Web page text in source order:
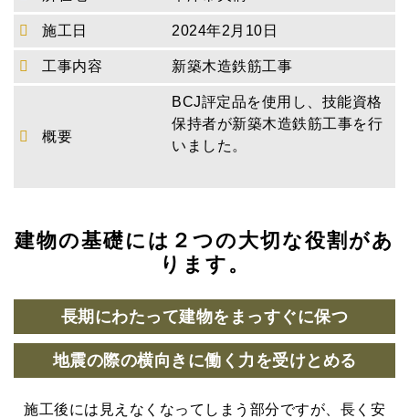
施工日 2024年2月10日
工事内容 新築木造鉄筋工事
概要
BCJ評定品を使用し、技能資格
保持者が新築木造鉄筋工事を行
いました。
建物の基礎には２つの大切な役割があ
ります。
長期にわたって建物をまっすぐに保つ
地震の際の横向きに働く力を受けとめる
施工後には見えなくなってしまう部分ですが、長く安